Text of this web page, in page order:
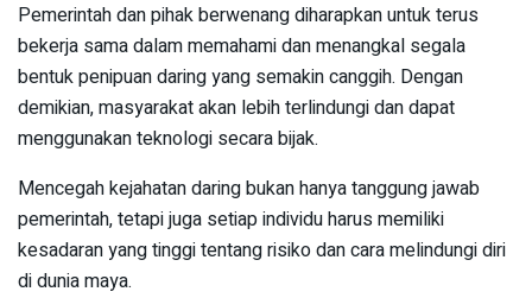
Pemerintah dan pihak berwenang diharapkan untuk terus
bekerja sama dalam memahami dan menangkal segala
bentuk penipuan daring yang semakin canggih. Dengan
demikian, masyarakat akan lebih terlindungi dan dapat
menggunakan teknologi secara bijak.
Mencegah kejahatan daring bukan hanya tanggung jawab
pemerintah, tetapi juga setiap individu harus memiliki
kesadaran yang tinggi tentang risiko dan cara melindungi diri
di dunia maya.